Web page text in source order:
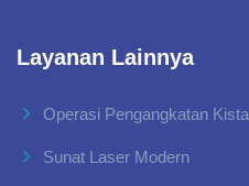
Layanan Lainnya
Operasi Pengangkatan Kista
Sunat Laser Modern